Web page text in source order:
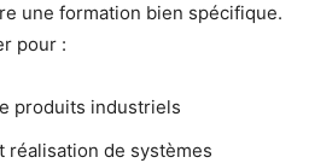
une formation bien spécifique.
pour :
produits industriels
réalisation de systèmes